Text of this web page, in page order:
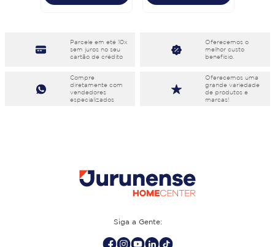
Parcele em eté 10x
sem juros no seu
cartão de crédito
Oferecemos o
melhor custo
benefício.
Compre
diretamente com
vendedores
especializados
Oferecemos uma
grande variedade
de produtos e
marcas!
Siga a Gente: